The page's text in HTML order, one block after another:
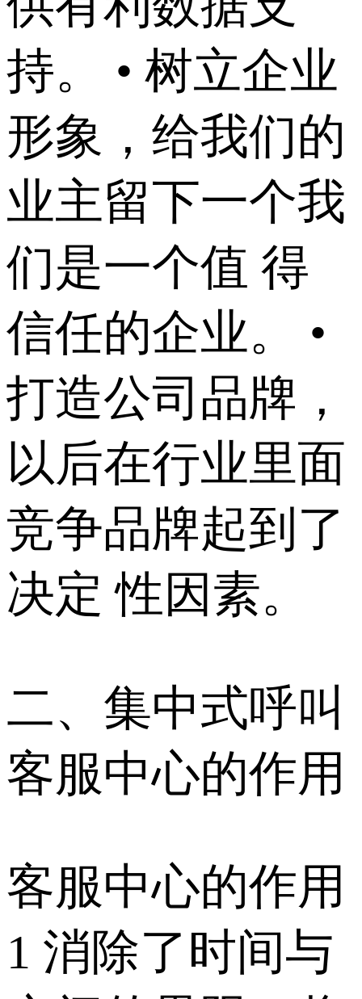
持。 • 树立企业
形象，给我们的
业主留下一个我
们是一个值 得
信任的企业。 •
打造公司品牌，
以后在行业里面
竞争品牌起到了
决定 性因素。
二、集中式呼叫
客服中心的作用
客服中心的作用
1 消除了时间与